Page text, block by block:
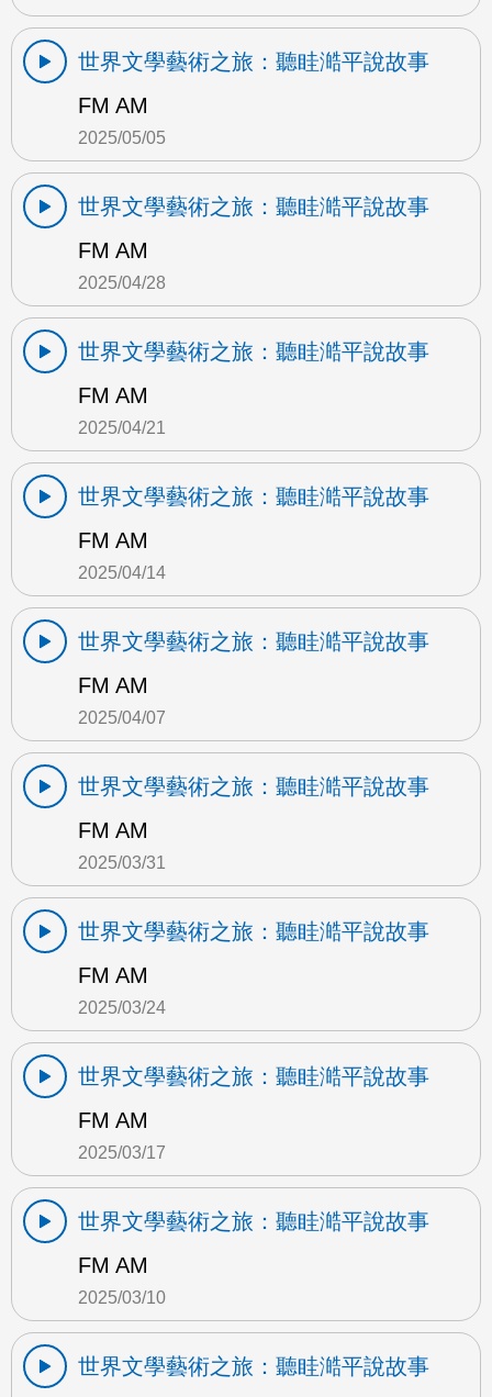
世界文學藝術之旅：聽眭澔平說故事
FM AM
2025/05/05
世界文學藝術之旅：聽眭澔平說故事
FM AM
2025/04/28
世界文學藝術之旅：聽眭澔平說故事
FM AM
2025/04/21
世界文學藝術之旅：聽眭澔平說故事
FM AM
2025/04/14
世界文學藝術之旅：聽眭澔平說故事
FM AM
2025/04/07
世界文學藝術之旅：聽眭澔平說故事
FM AM
2025/03/31
世界文學藝術之旅：聽眭澔平說故事
FM AM
2025/03/24
世界文學藝術之旅：聽眭澔平說故事
FM AM
2025/03/17
世界文學藝術之旅：聽眭澔平說故事
FM AM
2025/03/10
世界文學藝術之旅：聽眭澔平說故事